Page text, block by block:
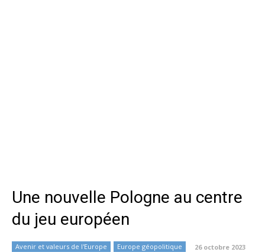
Une nouvelle Pologne au centre
du jeu européen
Avenir et valeurs de l'Europe Europe géopolitique 26 octobre 2023